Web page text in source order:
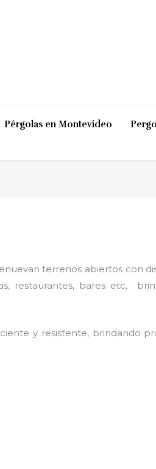
Pérgolas en Montevideo
terrenos abiertos con
restaurantes, bares etc,
y resistente, brindando